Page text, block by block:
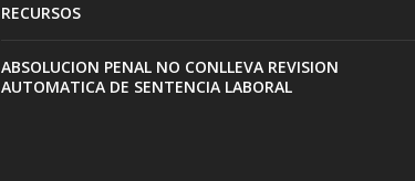
RECURSOS
ABSOLUCION PENAL NO CONLLEVA REVISION
AUTOMATICA DE SENTENCIA LABORAL